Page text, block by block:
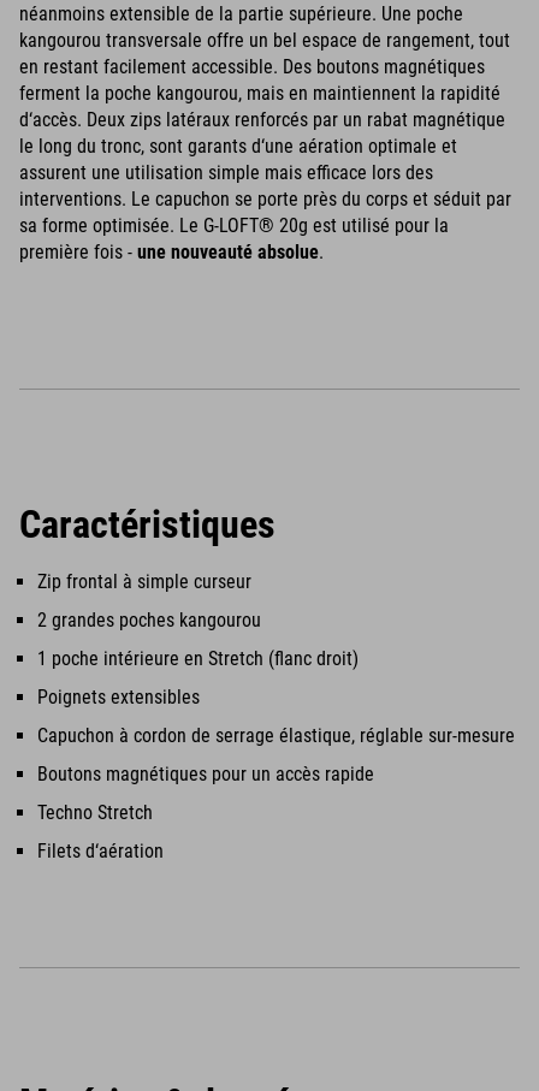
néanmoins extensible de la partie supérieure. Une poche
kangourou transversale offre un bel espace de rangement, tout
en restant facilement accessible. Des boutons magnétiques
ferment la poche kangourou, mais en maintiennent la rapidité
d‘accès. Deux zips latéraux renforcés par un rabat magnétique
le long du tronc, sont garants d‘une aération optimale et
assurent une utilisation simple mais efficace lors des
interventions. Le capuchon se porte près du corps et séduit par
sa forme optimisée. Le G-LOFT® 20g est utilisé pour la
première fois - une nouveauté absolue.
Caractéristiques
Zip frontal à simple curseur
2 grandes poches kangourou
1 poche intérieure en Stretch (flanc droit)
Poignets extensibles
Capuchon à cordon de serrage élastique, réglable sur-mesure
Boutons magnétiques pour un accès rapide
Techno Stretch
Filets d‘aération